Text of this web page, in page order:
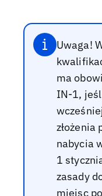
Uwaga!
ma
IN-1,
złożenia
nabycia
1
zasady
miejsc